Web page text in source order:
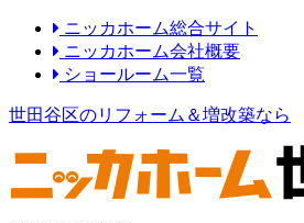
ニッカホーム総合サイト
ニッカホーム会社概要
ショールーム一覧
世田谷区のリフォーム＆増改築なら